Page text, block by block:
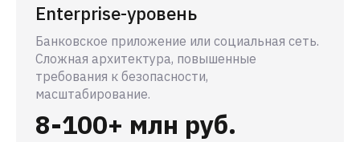
Enterprise-уровень
Банковское приложение или социальная сеть.
Сложная архитектура, повышенные
требования к безопасности,
масштабирование.
8-100+ млн руб.